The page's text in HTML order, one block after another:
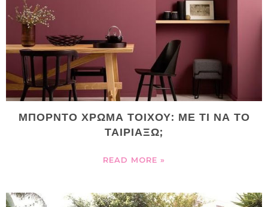
ΜΠΟΡΝΤΟ ΧΡΩΜΑ ΤΟΙΧΟΥ: ΜΕ ΤΙ ΝΑ ΤΟ
ΤΑΙΡΙΑΞΩ;
READ MORE »